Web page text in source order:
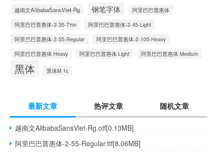
越南文AlibabaSansViet-Rg
钢笔字体
阿里巴巴普惠体
阿里巴巴普惠体-2-35-Thin
阿里巴巴普惠体-2-45-Light
阿里巴巴普惠体-2-55-Regular
阿里巴巴普惠体-2-105-Heavy
阿里巴巴普惠体 Heavy
阿里巴巴普惠体 Light 阿里巴巴普惠体 Medium
黑体 黑体M 1c
最新文章 热评文章 随机文章
越南文AlibabaSansViet-Rg.otf[0.13MB]
阿里巴巴普惠体-2-55-Regular.ttf[8.06MB]